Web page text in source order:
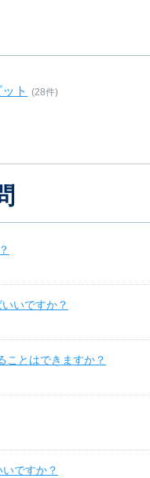
ト (28件)
いですか？
ことはできますか？
ですか？